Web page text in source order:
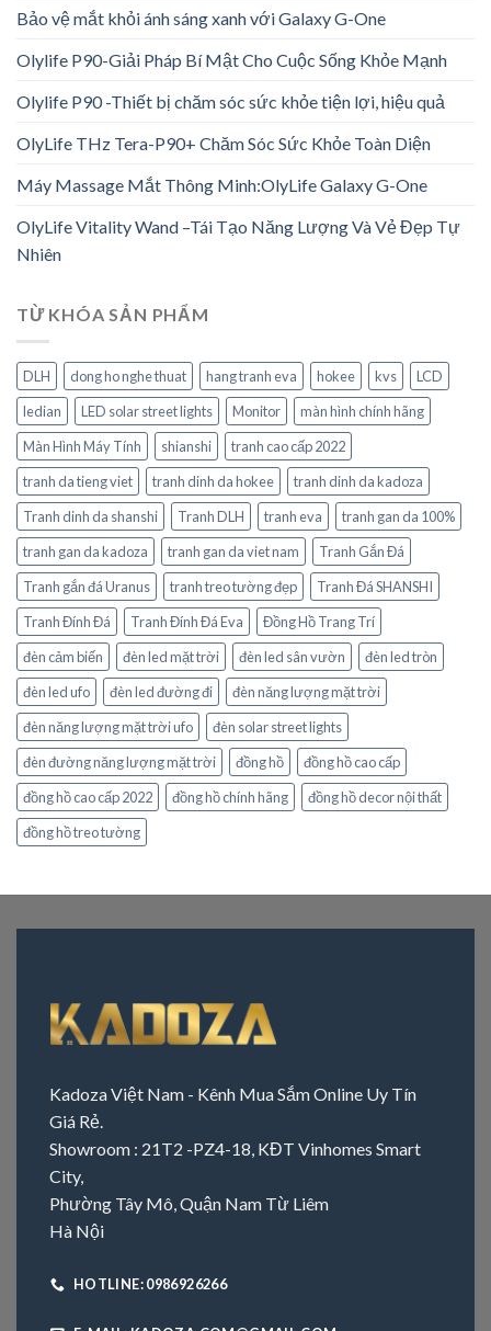
Bảo vệ mắt khỏi ánh sáng xanh với Galaxy G-One
Olylife P90-Giải Pháp Bí Mật Cho Cuộc Sống Khỏe Mạnh
Olylife P90 -Thiết bị chăm sóc sức khỏe tiện lợi, hiệu quả
OlyLife THz Tera-P90+ Chăm Sóc Sức Khỏe Toàn Diện
Máy Massage Mắt Thông Minh:OlyLife Galaxy G-One
OlyLife Vitality Wand –Tái Tạo Năng Lượng Và Vẻ Đẹp Tự
Nhiên
TỪ KHÓA SẢN PHẨM
DLH dong ho nghe thuat hang tranh eva hokee kvs
LCD
ledian
LED solar street lights Monitor
màn hình chính hãng
Màn Hình Máy Tính
shianshi
tranh cao cấp 2022
tranh da tieng viet
tranh dinh da hokee
tranh dinh da kadoza
Tranh dinh da shanshi
Tranh DLH tranh eva
tranh gan da 100%
tranh gan da kadoza
tranh gan da viet nam
Tranh Gắn Đá
Tranh gắn đá Uranus
tranh treo tường đẹp
Tranh Đá SHANSHI
Tranh Đính Đá
Tranh Đính Đá Eva
Đồng Hồ Trang Trí
đèn cảm biến
đèn led mặt trời đèn led sân vườn
đèn led tròn
đèn led ufo
đèn led đường đi
đèn năng lượng mặt trời
đèn năng lượng mặt trời ufo
đèn solar street lights
đèn đường năng lượng mặt trời
đồng hồ
đồng hồ cao cấp
đồng hồ cao cấp 2022
đồng hồ chính hãng
đồng hồ decor nội thất
đồng hồ treo tường
Kadoza Việt Nam - Kênh Mua Sắm Online Uy Tín
Giá Rẻ.
Showroom : 21T2 -PZ4-18, KĐT Vinhomes Smart
City,
Phường Tây Mô, Quận Nam Từ Liêm
Hà Nội
HOTLINE: 0986926266